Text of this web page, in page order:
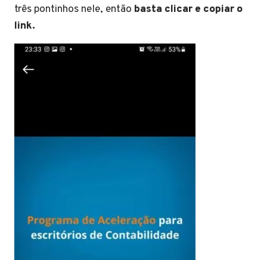
três pontinhos nele, então basta clicar e copiar o
link.